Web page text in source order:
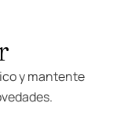
y mantente